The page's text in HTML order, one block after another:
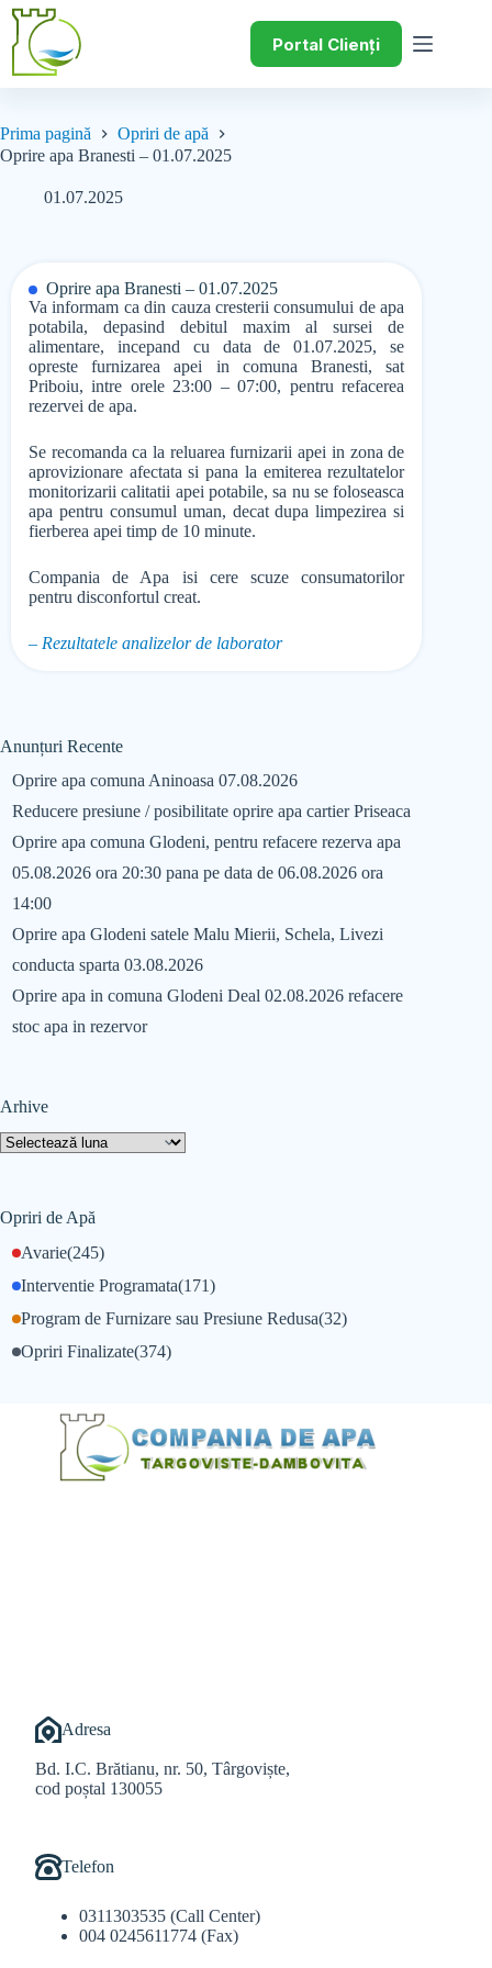
Portal Clienți
Prima pagină
Opriri de apă
Oprire apa Branesti – 01.07.2025
01.07.2025
Oprire apa Branesti – 01.07.2025
Va informam ca din cauza cresterii consumului de apa
potabila, depasind debitul maxim al sursei de
alimentare, incepand cu data de 01.07.2025, se
opreste furnizarea apei in comuna Branesti, sat
Priboiu, intre orele 23:00 – 07:00, pentru refacerea
rezervei de apa.
Se recomanda ca la reluarea furnizarii apei in zona de
aprovizionare afectata si pana la emiterea rezultatelor
monitorizarii calitatii apei potabile, sa nu se foloseasca
apa pentru consumul uman, decat dupa limpezirea si
fierberea apei timp de 10 minute.
Compania de Apa isi cere scuze consumatorilor
pentru disconfortul creat.
– Rezultatele analizelor de laborator
Anunțuri Recente
Oprire apa comuna Aninoasa 07.08.2026
Reducere presiune / posibilitate oprire apa cartier Priseaca
Oprire apa comuna Glodeni, pentru refacere rezerva apa
05.08.2026 ora 20:30 pana pe data de 06.08.2026 ora
14:00
Oprire apa Glodeni satele Malu Mierii, Schela, Livezi
conducta sparta 03.08.2026
Oprire apa in comuna Glodeni Deal 02.08.2026 refacere
stoc apa in rezervor
Arhive
Opriri de Apă
Avarie(245)
Interventie Programata(171)
Opriri Finalizate(374)
Program de Furnizare sau Presiune Redusa(32)
Adresa
Bd. I.C. Brătianu, nr. 50, Târgoviște,
cod poștal 130055
Telefon
0311303535 (Call Center)
004 0245611774 (Fax)